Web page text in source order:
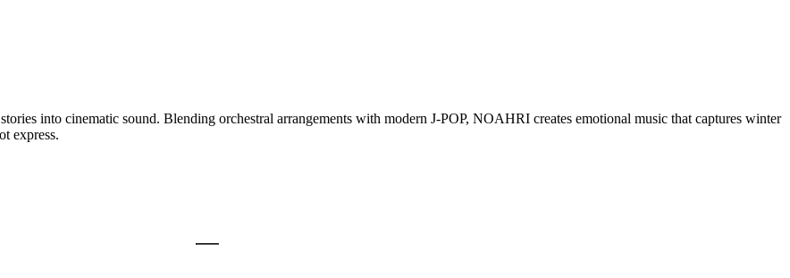
into cinematic sound. Blending orchestral arrangements with modern J-POP, NOAHRI creates emotional music that captures winter
express.